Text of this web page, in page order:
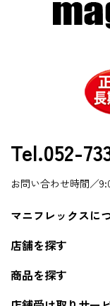
Tel.052-
お問い合わせ時間／
マニフレックスに
店舗を探す
商品を探す